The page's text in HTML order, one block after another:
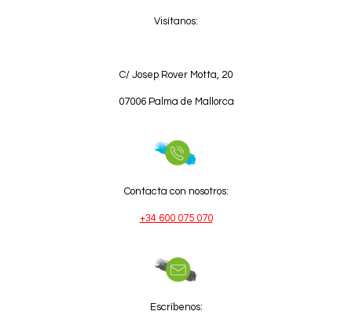
Visítanos:
C/ Josep Rover Motta, 20
07006 Palma de Mallorca
Contacta con nosotros:
+34 600 075 070
Escríbenos: